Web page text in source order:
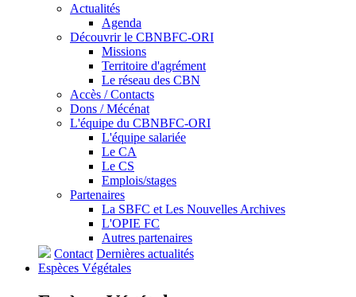
Actualités
Agenda
Découvrir le CBNBFC-ORI
Missions
Territoire d'agrément
Le réseau des CBN
Accès / Contacts
Dons / Mécénat
L'équipe du CBNBFC-ORI
L'équipe salariée
Le CA
Le CS
Emplois/stages
Partenaires
La SBFC et Les Nouvelles Archives
L'OPIE FC
Autres partenaires
Contact Dernières actualités
Espèces Végétales